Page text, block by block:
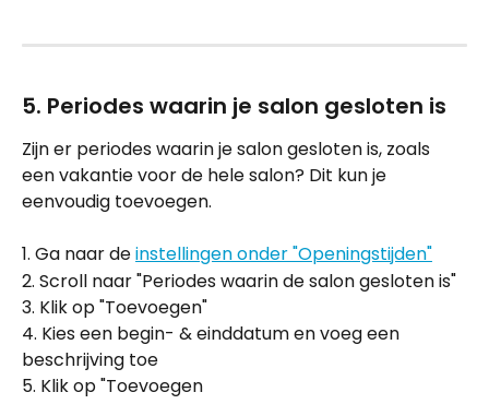
5. Periodes waarin je salon gesloten is
Zijn er periodes waarin je salon gesloten is, zoals
een vakantie voor de hele salon? Dit kun je
eenvoudig toevoegen.
1. Ga naar de instellingen onder "Openingstijden"
2. Scroll naar "Periodes waarin de salon gesloten is"
3. Klik op "Toevoegen"
4. Kies een begin- & einddatum en voeg een
beschrijving toe
5. Klik op "Toevoegen